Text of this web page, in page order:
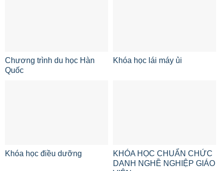
Chương trình du học Hàn
Quốc
Khóa học lái máy ủi
Khóa học điều dưỡng
KHÓA HỌC CHUẨN CHỨC
DANH NGHỀ NGHIỆP GIÁO